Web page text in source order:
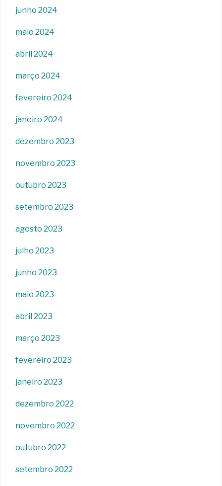
junho 2024
maio 2024
abril 2024
março 2024
fevereiro 2024
janeiro 2024
dezembro 2023
novembro 2023
outubro 2023
setembro 2023
agosto 2023
julho 2023
junho 2023
maio 2023
abril 2023
março 2023
fevereiro 2023
janeiro 2023
dezembro 2022
novembro 2022
outubro 2022
setembro 2022